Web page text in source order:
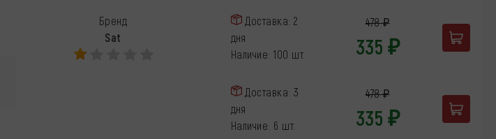
Бренд
Sat
Доставка: 2
дня
Наличие: 100 шт.
478 ₽
335 ₽
Доставка: 3
дня
Наличие: 6 шт.
478 ₽
335 ₽